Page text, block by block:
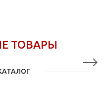
ТОВАРЫ